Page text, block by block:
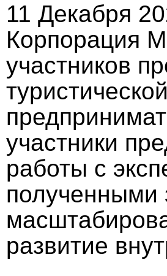
11 Декабря
Корпорация
участников
участники
работы с
полученными
развитие